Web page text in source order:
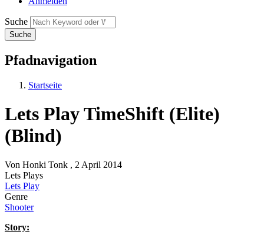
Suche
Pfadnavigation
Startseite
Lets Play TimeShift (Elite)
(Blind)
Von Honki Tonk , 2 April 2014
Lets Plays
Lets Play
Genre
Shooter
Story: